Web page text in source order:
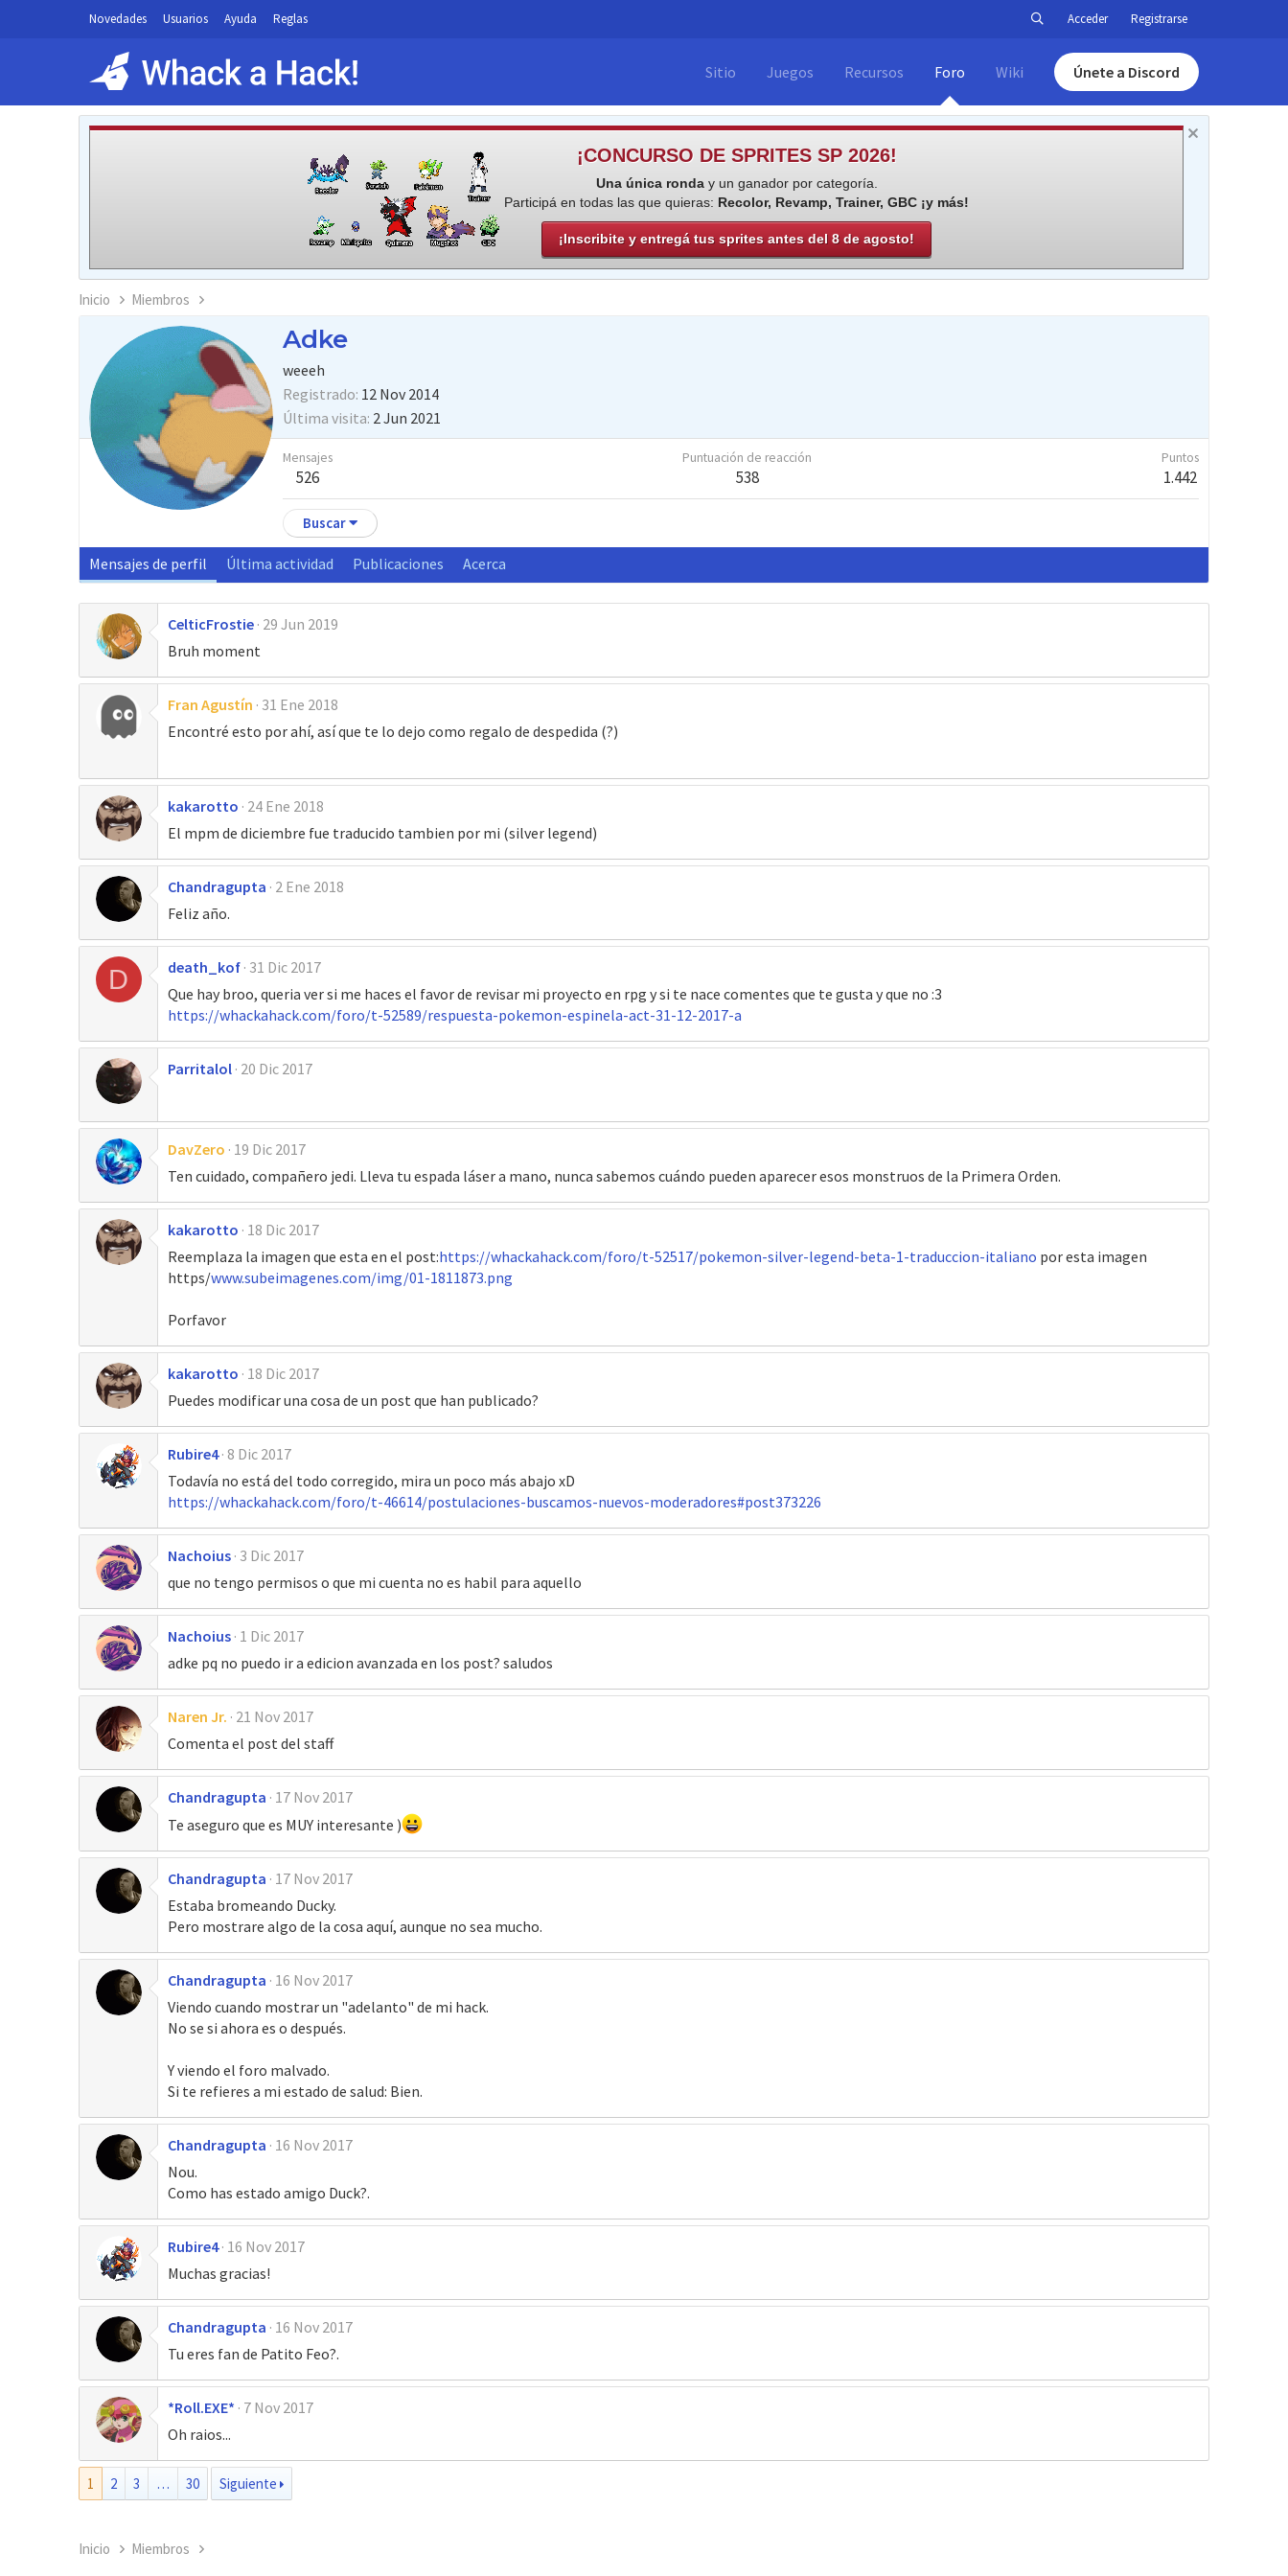
Novedades Usuarios Ayuda Reglas Acceder Registrarse
Sitio Juegos Recursos Foro Wiki Únete a Discord
¡CONCURSO DE SPRITES SP 2026!
Una única ronday un ganador por categoría.
Participá en todas las que quieras: Recolor, Revamp, Trainer, GBC ¡y más!
¡Inscribite y entregá tus sprites antes del 8 de agosto!
Inicio Miembros
Adke
weeeh
Registrado 12 Nov 2014
Última visita 2 Jun 2021
Mensajes
526
Puntuación de reacción
538
Puntos
1.442
Buscar
Mensajes de perfil Última actividad Publicaciones Acerca
CelticFrostie 29 Jun 2019
Bruh moment
Fran Agustín 31 Ene 2018
Encontré esto por ahí, así que te lo dejo como regalo de despedida (?)
kakarotto 24 Ene 2018
El mpm de diciembre fue traducido tambien por mi (silver legend)
Chandragupta 2 Ene 2018
Feliz año.
D death_kof 31 Dic 2017
Que hay broo, queria ver si me haces el favor de revisar mi proyecto en rpg y si te nace comentes que te gusta y que no :3
https://whackahack.com/foro/t-52589/respuesta-pokemon-espinela-act-31-12-2017-a
Parritalol 20 Dic 2017
DavZero 19 Dic 2017
Ten cuidado, compañero jedi. Lleva tu espada láser a mano, nunca sabemos cuándo pueden aparecer esos monstruos de la Primera Orden.
kakarotto 18 Dic 2017
Reemplaza la imagen que esta en el post:https://whackahack.com/foro/t-52517/pokemon-silver-legend-beta-1-traduccion-italiano por esta imagen
https/www.subeimagenes.com/img/01-1811873.png
Porfavor
kakarotto 18 Dic 2017
Puedes modificar una cosa de un post que han publicado?
Rubire4 8 Dic 2017
Todavía no está del todo corregido, mira un poco más abajo xD
https://whackahack.com/foro/t-46614/postulaciones-buscamos-nuevos-moderadores#post373226
Nachoius 3 Dic 2017
que no tengo permisos o que mi cuenta no es habil para aquello
Nachoius 1 Dic 2017
adke pq no puedo ir a edicion avanzada en los post? saludos
Naren Jr. 21 Nov 2017
Comenta el post del staff
Chandragupta 17 Nov 2017
Te aseguro que es MUY interesante )
Chandragupta 17 Nov 2017
Estaba bromeando Ducky.
Pero mostrare algo de la cosa aquí, aunque no sea mucho.
Chandragupta 16 Nov 2017
Viendo cuando mostrar un "adelanto" de mi hack.
No se si ahora es o después.
Y viendo el foro malvado.
Si te refieres a mi estado de salud: Bien.
Chandragupta 16 Nov 2017
Nou.
Como has estado amigo Duck?.
Rubire4 16 Nov 2017
Muchas gracias!
Chandragupta 16 Nov 2017
Tu eres fan de Patito Feo?.
*Roll.EXE* 7 Nov 2017
Oh raios...
1 2 3 … 30 Siguiente
Inicio Miembros